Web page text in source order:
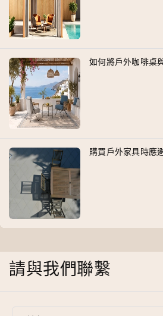
如何將戶外咖啡桌
購買戶外家具時應
請與我們聯繫